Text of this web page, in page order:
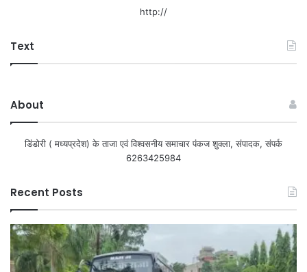
http://
Text
About
डिंडोरी ( मध्यप्रदेश) के ताजा एवं विश्वसनीय समाचार पंकज शुक्ला, संपादक, संपर्क
6263425984
Recent Posts